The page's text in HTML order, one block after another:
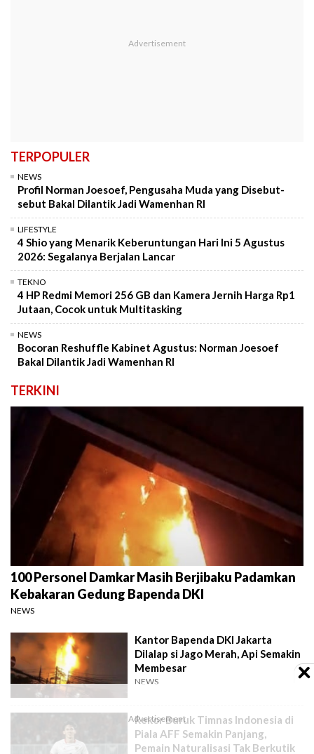
TERPOPULER
NEWS
Profil Norman Joesoef, Pengusaha Muda yang Disebut-
sebut Bakal Dilantik Jadi Wamenhan RI
LIFESTYLE
4 Shio yang Menarik Keberuntungan Hari Ini 5 Agustus
2026: Segalanya Berjalan Lancar
TEKNO
4 HP Redmi Memori 256 GB dan Kamera Jernih Harga Rp1
Jutaan, Cocok untuk Multitasking
NEWS
Bocoran Reshuffle Kabinet Agustus: Norman Joesoef
Bakal Dilantik Jadi Wamenhan RI
TERKINI
100 Personel Damkar Masih Berjibaku Padamkan
Kebakaran Gedung Bapenda DKI
NEWS
Kantor Bapenda DKI Jakarta
Dilalap si Jago Merah, Api Semakin
Membesar
NEWS
Rekor Buruk Timnas Indonesia di
Piala AFF Semakin Panjang,
Pemain Naturalisasi Tak Berkutik